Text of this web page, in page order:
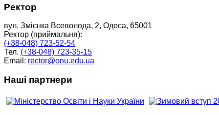
Ректор
вул. Змієнка Всеволода, 2, Одеса, 65001
Ректор (приймальня):
(+38-048) 723-52-54
Тел. (+38-048) 723-35-15
Email: rector@onu.edu.ua
Наші партнери